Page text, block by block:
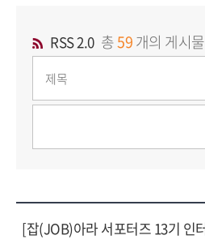
RSS 2.0 총59개의 게시물